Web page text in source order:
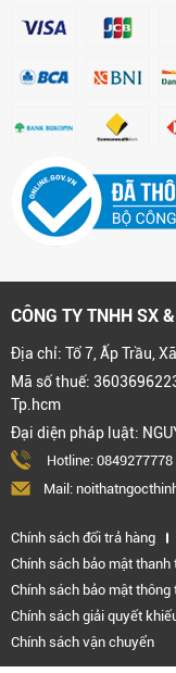
CÔNG TY TNHH SX
Địa chỉ: Tổ 7, Ấp Trầu,
Mã số thuế:
Tp.hcm
Đại diện pháp luật:
Hotline: 0849277778
Mail:
Chính sách đổi trả hàng
Chính sách bảo mật thanh
Chính sách bảo mật thông
Chính sách giải quyết
Chính sách vận chuyển